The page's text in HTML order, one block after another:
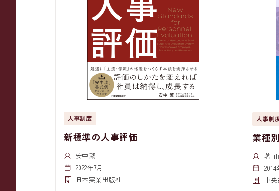
人事制度
新標準の人事評価
安中繁
2022年7月
日本実業出版社
人事制
業種
著
2014
中